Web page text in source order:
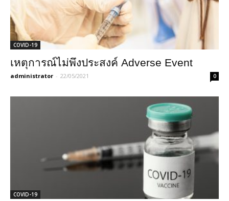
COVID-19
เหตุการณ์ไม่พึงประสงค์ Adverse Event
administrator - 22/05/2021 0
COVID-19